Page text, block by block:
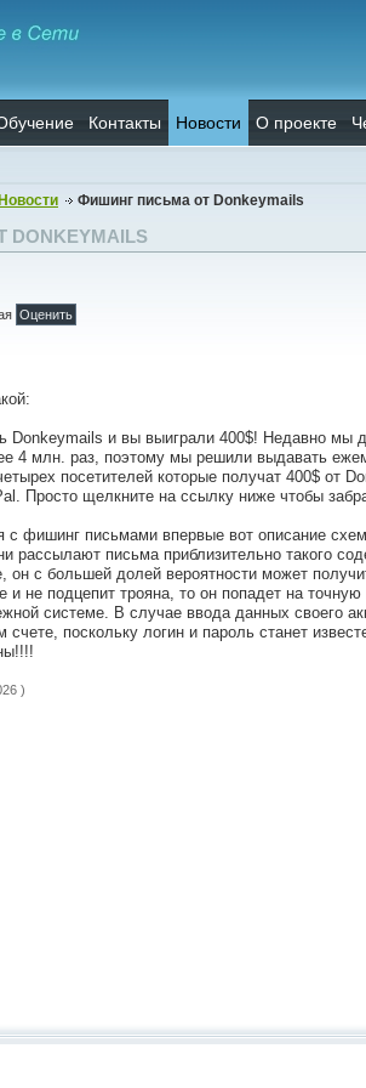
Контакты Новости О проекте
Новости Фишинг письма от Donkeymails
и вы выиграли 400$! Недавно мы
4 млн. раз, поэтому мы решили выдавать
посетителей которые получат 400$ от
Просто щелкните на ссылку ниже чтобы
с фишинг письмами впервые вот описание
рассылают письма приблизительно такого
он с большей долей вероятности может
не подцепит трояна, то он попадет на
системе. В случае ввода данных своего
поскольку логин и пароль станет
)